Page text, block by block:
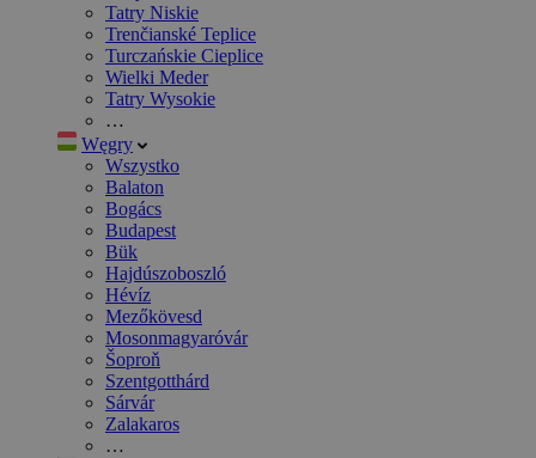
Tatry Niskie
Trenčianské Teplice
Turczańskie Cieplice
Wielki Meder
Tatry Wysokie
…
Węgry
Wszystko
Balaton
Bogács
Budapest
Bük
Hajdúszoboszló
Hévíz
Mezőkövesd
Mosonmagyaróvár
Šoproň
Szentgotthárd
Sárvár
Zalakaros
…